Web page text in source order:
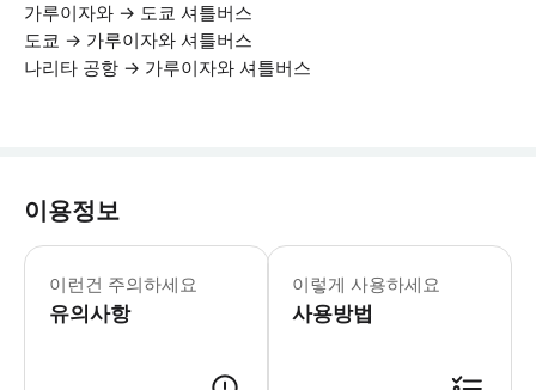
가루이자와 → 도쿄 셔틀버스
도쿄 → 가루이자와 셔틀버스
나리타 공항 → 가루이자와 셔틀버스
이용정보
이런건 주의하세요
유의사항
본 티켓 단독 사용은 불가하오니 지정
이렇게 사용하세요
사용방법